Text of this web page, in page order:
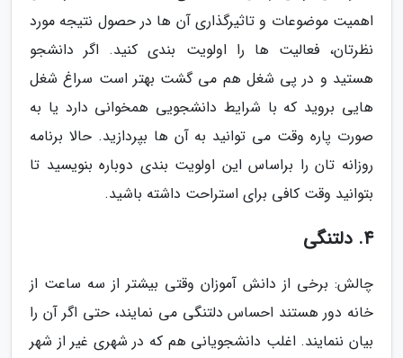
اهمیت موضوعات و تاثیرگذاری آن ها در حصول نتیجه مورد
نظرتان، فعالیت ها را اولویت بندی کنید. اگر دانشجو
هستید و در پی شغل هم می گشت بهتر است سراغ شغل
هایی بروید که با شرایط دانشجویی همخوانی دارد یا به
صورت پاره وقت می توانید به آن ها بپردازید. حالا برنامه
روزانه تان را براساس این اولویت بندی دوباره بنویسید تا
بتوانید وقت کافی برای استراحت داشته باشید.
4. دلتنگی
چالش: برخی از دانش آموزان وقتی بیشتر از سه ساعت از
خانه دور هستند احساس دلتنگی می نمایند، حتی اگر آن را
بیان ننمایند. اغلب دانشجویانی هم که در شهری غیر از شهر